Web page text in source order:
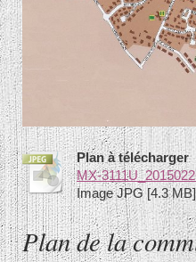
Plan à télécharger
MX-
Image JPG [4.3 MB]
Plan de la